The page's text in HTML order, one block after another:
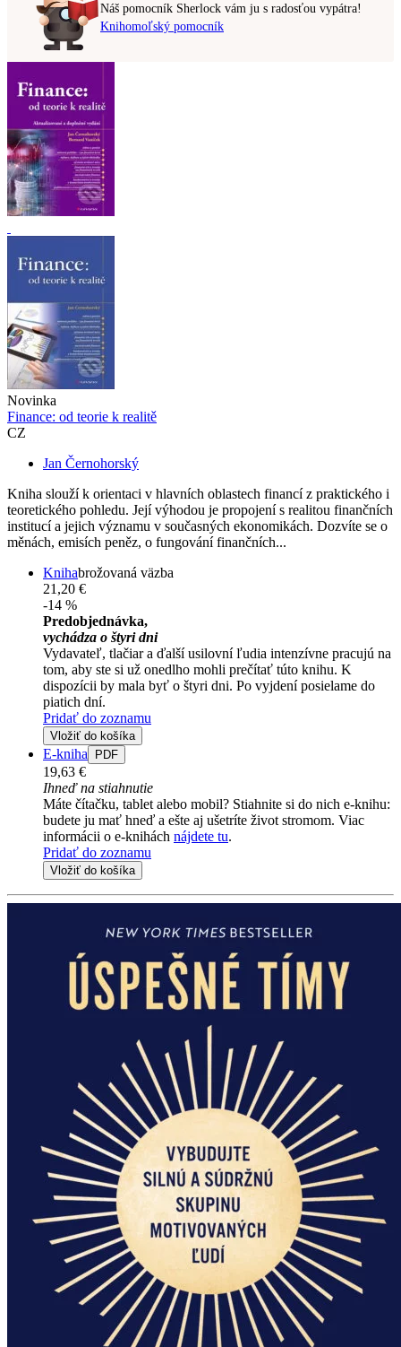
Náš pomocník Sherlock vám ju s radosťou vypátra!
Knihomoľský pomocník
Novinka
Finance: od teorie k realitě
CZ
Jan Černohorský
Kniha slouží k orientaci v hlavních oblastech financí z praktického i
teoretického pohledu. Její výhodou je propojení s realitou finančních
institucí a jejich významu v současných ekonomikách. Dozvíte se o
měnách, emisích peněz, o fungování finančních...
Knihabrožovaná väzba
21,20 €
-14 %
Predobjednávka,
vychádza o štyri dni
Vydavateľ, tlačiar a ďalší usilovní ľudia intenzívne pracujú na
tom, aby ste si už onedlho mohli prečítať túto knihu. K
dispozícii by mala byť o štyri dni. Po vyjdení posielame do
piatich dní.
Pridať do zoznamu
Vložiť do košíka
E-kniha PDF
19,63 €
Ihneď na stiahnutie
Máte čítačku, tablet alebo mobil? Stiahnite si do nich e-knihu:
budete ju mať hneď a ešte aj ušetríte život stromom. Viac
informácii o e-knihách nájdete tu.
Pridať do zoznamu
Vložiť do košíka